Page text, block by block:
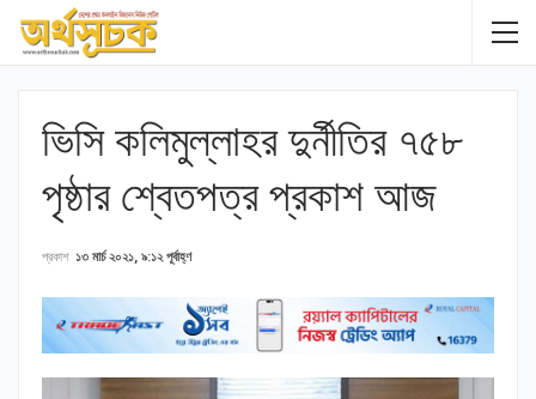
ভিসি কলিমুল্লাহর দুর্নীতির ৭৫৮
পৃষ্ঠার শ্বেতপত্র প্রকাশ আজ
প্রকাশ ১৩ মার্চ ২০২১, ৯:১২ পূর্বাহ্ণ